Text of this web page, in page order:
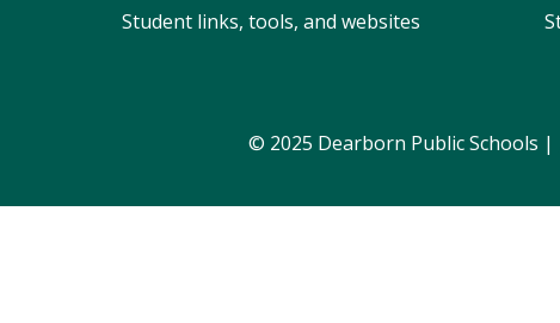
Student links, tools, and websites
© 2025 Dearborn Public Schools |